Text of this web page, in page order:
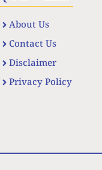
About Us
Contact Us
Disclaimer
Privacy Policy